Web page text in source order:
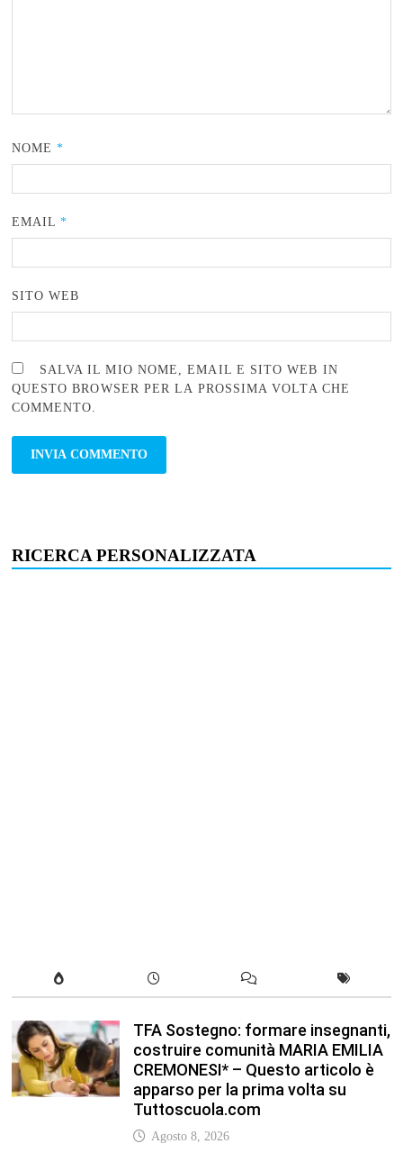
NOME*
EMAIL*
SITO WEB
SALVA IL MIO NOME, EMAIL E SITO WEB IN
QUESTO BROWSER PER LA PROSSIMA VOLTA CHE
COMMENTO.
RICERCA PERSONALIZZATA
TFA Sostegno: formare insegnanti,
costruire comunità MARIA EMILIA
CREMONESI* – Questo articolo è
apparso per la prima volta su
Tuttoscuola.com
Agosto 8, 2026